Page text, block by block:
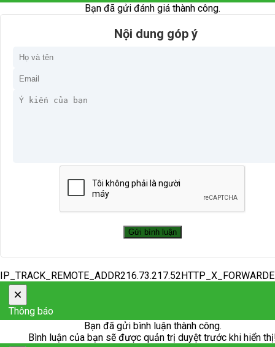
Bạn đã gửi đánh giá thành công.
Nội dung góp ý
×
Thông báo
Bạn đã gửi bình luận thành công.
Bình luận của bạn sẽ được quản trị duyệt trước khi hiển